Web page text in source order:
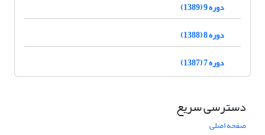
دوره 9 (1389)
دوره 8 (1388)
دوره 7 (1387)
دسترسی سریع
صفحه اصلی